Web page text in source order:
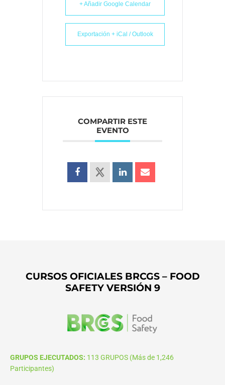
+ Añadir Google Calendar
Exportación + iCal / Outlook
COMPARTIR ESTE
EVENTO
CURSOS OFICIALES BRCGS – FOOD
SAFETY VERSIÓN 9
GRUPOS EJECUTADOS: 113 GRUPOS (Más de 1,246
Participantes)